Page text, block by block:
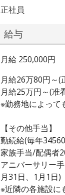
正社員
給与
月給 250,000円
月給26万80円～(
月給25万円～(准
※勤務地によって
【その他手当】
勤続給(毎年
家族手当/配偶者
アニバーサリー
月31日、1月1日)
※近隣の各施設に